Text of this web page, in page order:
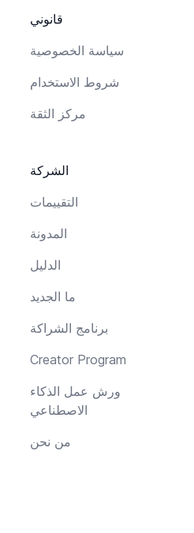
قانوني
سياسة الخصوصية
شروط الاستخدام
مركز الثقة
الشركة
التقييمات
المدونة
الدليل
ما الجديد
برنامج الشراكة
Creator Program
ورش عمل الذكاء
الاصطناعي
من نحن